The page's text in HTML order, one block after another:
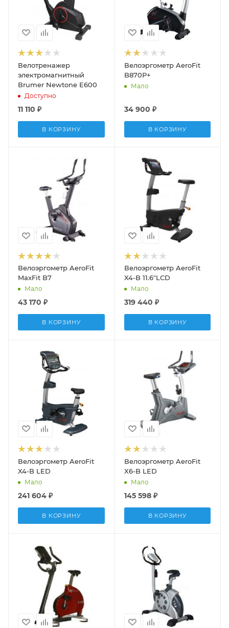
Велотренажер
электромагнитный
Brumer Newtone E600
Доступно
11 110 ₽
В КОРЗИНУ
Велоэргометр AeroFit
B870P+
Мало
34 900 ₽
В КОРЗИНУ
Велоэргометр AeroFit
MaxFit B7
Мало
43 170 ₽
В КОРЗИНУ
Велоэргометр AeroFit
X4-B 11.6"LCD
Мало
319 440 ₽
В КОРЗИНУ
Велоэргометр AeroFit
X4-B LED
Мало
241 604 ₽
В КОРЗИНУ
Велоэргометр AeroFit
X6-B LED
Мало
145 598₽
В КОРЗИНУ